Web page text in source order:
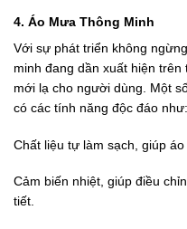
4. Áo Mưa Thông Minh
Với sự phát triển không
minh đang dần xuất hiện
mới lạ cho người dùng. Một
có các tính năng độc đáo như:
Chất liệu tự làm sạch, giúp
Cảm biến nhiệt, giúp điều
tiết.